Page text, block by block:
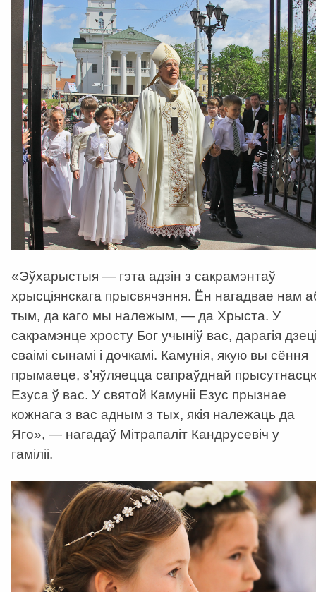
«Эўхарыстыя — гэта адзін з сакрамэнтаў
хрысціянскага прысвячэння. Ён нагадвае нам
тым, да каго мы належым, — да Хрыста. У
сакрамэнце хросту Бог учыніў вас, дарагія
сваімі сынамі і дочкамі. Камунія, якую вы сёння
прымаеце, з’яўляецца сапраўднай
Езуса ў вас. У святой Камуніі Езус прызнае
кожнага з вас адным з тых, якія належаць да
Яго», — нагадаў Мітрапаліт Кандрусевіч у
гаміліі.